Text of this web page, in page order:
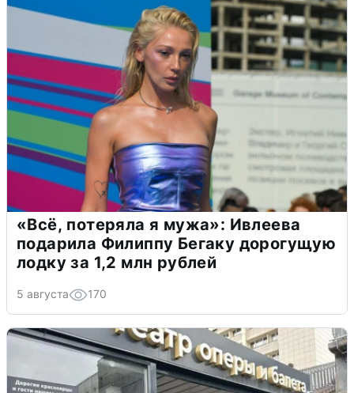
«Всё, потеряла я мужа»: Ивлеева
подарила Филиппу Бегаку дорогущую
лодку за 1,2 млн рублей
5 августа 170